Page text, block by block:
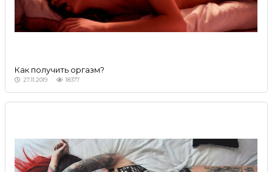
Как получить оргазм?
27.11.2019 18377